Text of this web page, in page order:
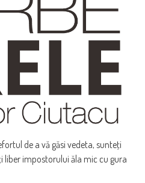
de a vă găsi vedeta, sunteţi
liber impostorului ăla mic cu gura